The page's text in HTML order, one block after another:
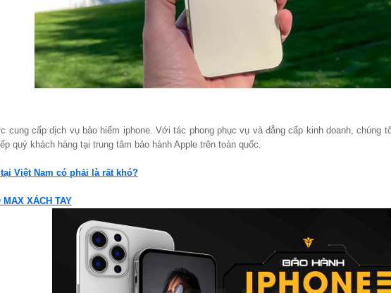
cấp dịch vụ bảo hiểm iphone. Với tác phong phục vụ và đẳng cấp kinh doanh, chúng
quý khách hàng tại trung tâm bảo hành Apple trên toàn quốc.
Việt Nam có phải là rất khó?
XÁCH TAY